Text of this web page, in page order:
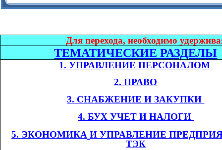
Для перехода, необходимо
ТЕМАТИЧЕСКИЕ РАЗДЕЛЫ
1. УПРАВЛЕНИЕ ПЕРСОНАЛОМ​​
2. ПРАВО
3. СНАБЖЕНИЕ И ЗАКУПКИ​​
4. БУХ УЧЕТ И НАЛОГИ​​
5. ЭКОНОМИКА И УПРАВЛЕНИЕ
ТЭК